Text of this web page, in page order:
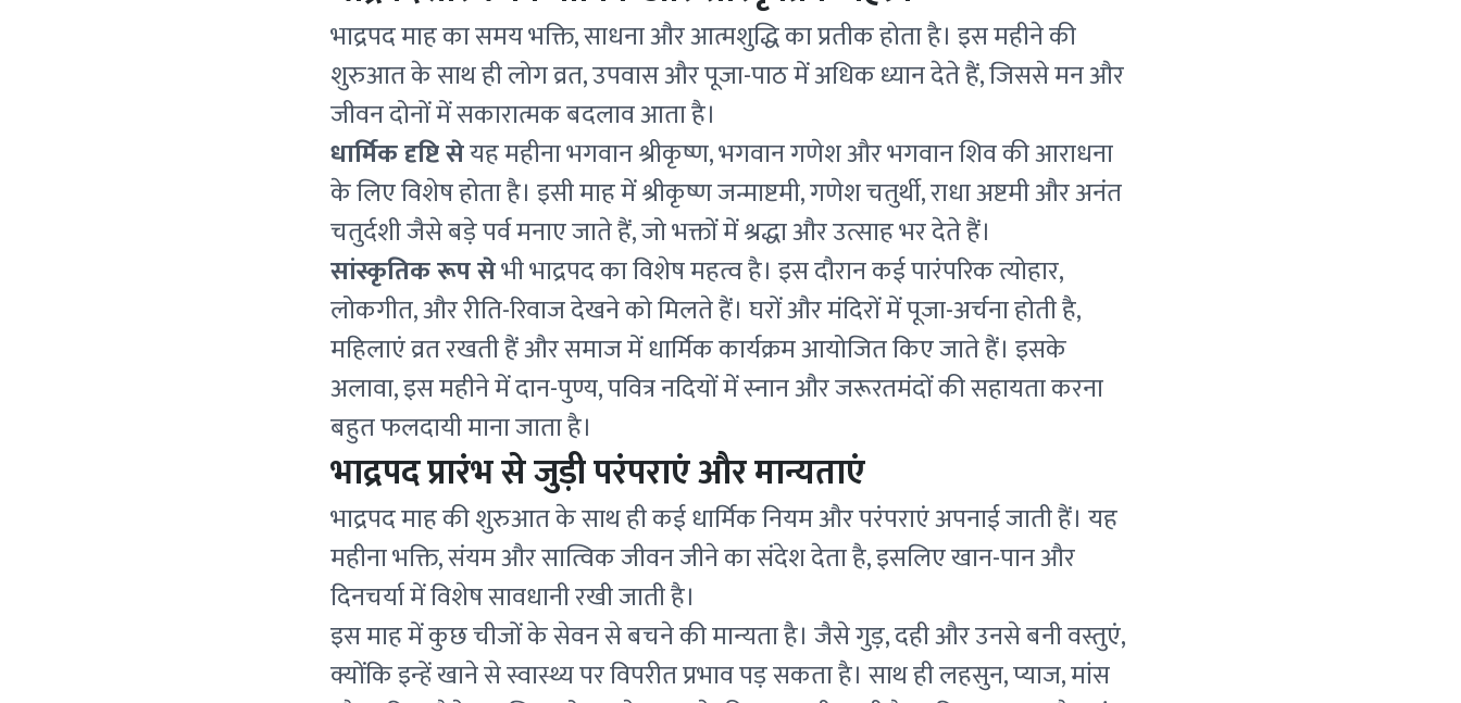
भाद्रपद माह का समय भक्ति, साधना और आत्मशुद्धि का प्रतीक होता है। इस महीने की
शुरुआत के साथ ही लोग व्रत, उपवास और पूजा-पाठ में अधिक ध्यान देते हैं, जिससे मन और
जीवन दोनों में सकारात्मक बदलाव आता है।
धार्मिक दृष्टि सेयह महीना भगवान श्रीकृष्ण, भगवान गणेश और भगवान शिव की आराधना
के लिए विशेष होता है। इसी माह में श्रीकृष्ण जन्माष्टमी, गणेश चतुर्थी, राधा अष्टमी और अनंत
चतुर्दशी जैसे बड़े पर्व मनाए जाते हैं, जो भक्तों में श्रद्धा और उत्साह भर देते हैं।
सांस्कृतिक रूप सेभी भाद्रपद का विशेष महत्व है। इस दौरान कई पारंपरिक त्योहार,
लोकगीत, और रीति-रिवाज देखने को मिलते हैं। घरों और मंदिरों में पूजा-अर्चना होती है,
महिलाएं व्रत रखती हैं और समाज में धार्मिक कार्यक्रम आयोजित किए जाते हैं। इसके
अलावा, इस महीने में दान-पुण्य, पवित्र नदियों में स्नान और जरूरतमंदों की सहायता करना
बहुत फलदायी माना जाता है।
भाद्रपद प्रारंभ से जुड़ी परंपराएं और मान्यताएं
भाद्रपद माह की शुरुआत के साथ ही कई धार्मिक नियम और परंपराएं अपनाई जाती हैं। यह
महीना भक्ति, संयम और सात्विक जीवन जीने का संदेश देता है, इसलिए खान-पान और
दिनचर्या में विशेष सावधानी रखी जाती है।
इस माह में कुछ चीजों के सेवन से बचने की मान्यता है। जैसे गुड़, दही और उनसे बनी वस्तुएं,
क्योंकि इन्हें खाने से स्वास्थ्य पर विपरीत प्रभाव पड़ सकता है। साथ ही लहसुन, प्याज, मांस